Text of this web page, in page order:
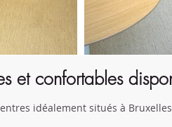
et confortables
idéalement situés à